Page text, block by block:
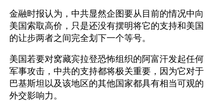
金融时报认为，中共显然企图要从目前的情况中向
美国索取高价，只是还没有摆明将它的支持和美国
的让步两者之间完全划下一个等号。
美国若要对窝藏宾拉登恐怖组织的阿富汗发起任何
军事攻击，中共的支持都将极关重要，因为它对于
巴基斯坦以及该地区的其他国家都具有相当可观的
外交影响力。